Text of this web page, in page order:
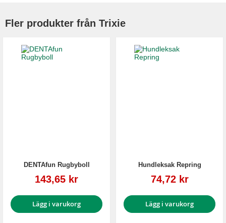
Fler produkter från Trixie
DENTAfun Rugbyboll
Reapris
143,65 kr
Lägg i varukorg
Hundleksak Repring
Reapris
74,72 kr
Lägg i varukorg